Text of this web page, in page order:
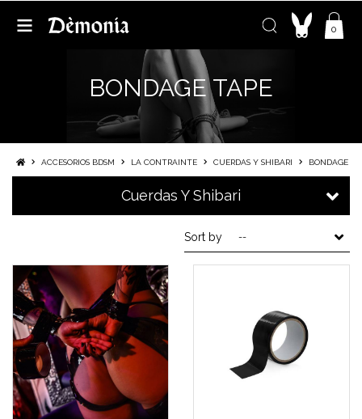
0
BONDAGE TAPE
ACCESORIOS BDSM LA CONTRAINTE CUERDAS Y SHIBARI BONDAGE
Cuerdas Y Shibari
Sort by --